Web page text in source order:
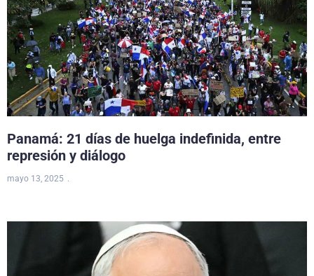
Panamá: 21 días de huelga indefinida, entre
represión y diálogo
mayo 13, 2025